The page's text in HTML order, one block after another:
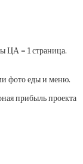
ЦА = 1 страница.
фото еды и меню.
прибыль проекта